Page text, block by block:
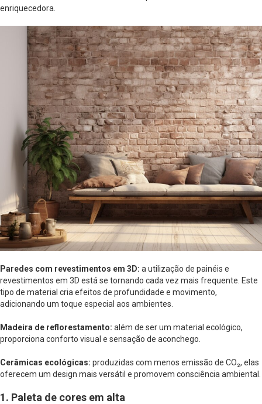
enriquecedora.
Paredes com revestimentos em 3D: a utilização de painéis e
revestimentos em 3D está se tornando cada vez mais frequente. Este
tipo de material cria efeitos de profundidade e movimento,
adicionando um toque especial aos ambientes.
Madeira de reflorestamento: além de ser um material ecológico,
proporciona conforto visual e sensação de aconchego.
Cerâmicas ecológicas: produzidas com menos emissão de CO₂, elas
oferecem um design mais versátil e promovem consciência ambiental.
1. Paleta de cores em alta